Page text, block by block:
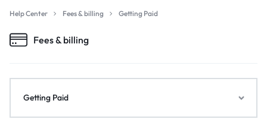
Help Center Fees & billing Getting Paid
Fees & billing
Getting Paid